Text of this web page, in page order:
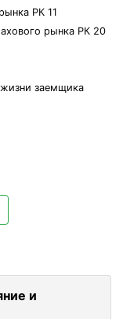
РК 11
рынка РК 20
заемщика
и